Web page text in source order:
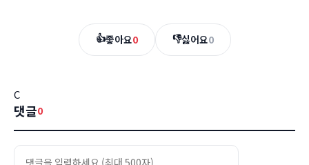
👍좋아요0 👎싫어요0
C
댓글0